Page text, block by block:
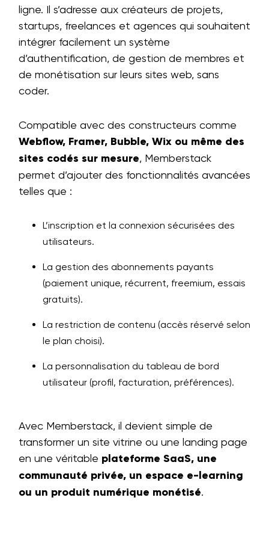
ligne. Il s’adresse aux créateurs de projets,
startups, freelances et agences qui souhaitent
intégrer facilement un système
d’authentification, de gestion de membres et
de monétisation sur leurs sites web, sans
coder.
Compatible avec des constructeurs comme
Webflow, Framer, Bubble, Wix ou même des
sites codés sur mesure, Memberstack
permet d’ajouter des fonctionnalités avancées
telles que :
L’inscription et la connexion sécurisées des
utilisateurs.
La gestion des abonnements payants
(paiement unique, récurrent, freemium, essais
gratuits).
La restriction de contenu (accès réservé selon
le plan choisi).
La personnalisation du tableau de bord
utilisateur (profil, facturation, préférences).
Avec Memberstack, il devient simple de
transformer un site vitrine ou une landing page
en une véritable plateforme SaaS, une
communauté privée, un espace e-learning
ou un produit numérique monétisé.